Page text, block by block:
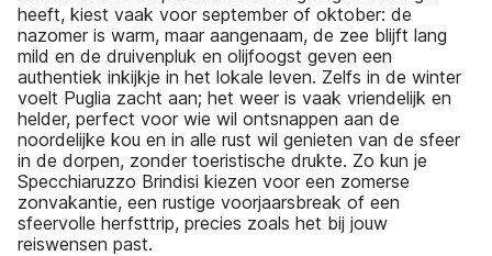
heeft, kiest vaak voor september of oktober: de
nazomer is warm, maar aangenaam, de zee blijft lang
mild en de druivenpluk en olijfoogst geven een
authentiek inkijkje in het lokale leven. Zelfs in de winter
voelt Puglia zacht aan; het weer is vaak vriendelijk en
helder, perfect voor wie wil ontsnappen aan de
noordelijke kou en in alle rust wil genieten van de sfeer
in de dorpen, zonder toeristische drukte. Zo kun je
Specchiaruzzo Brindisi kiezen voor een zomerse
zonvakantie, een rustige voorjaarsbreak of een
sfeervolle herfsttrip, precies zoals het bij jouw
reiswensen past.